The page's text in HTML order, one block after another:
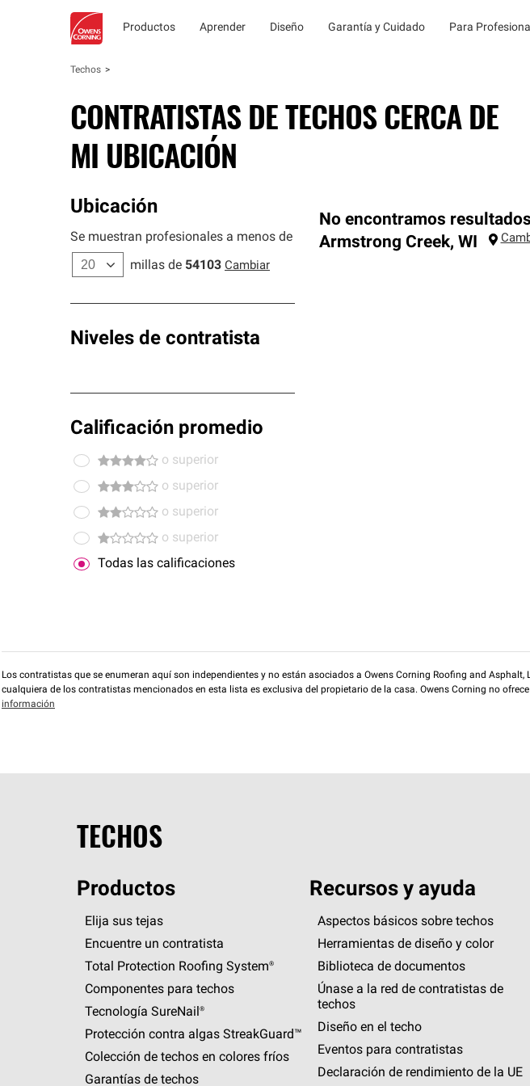
Productos Aprender Diseño Garantía y Cuidado Para
Techos
CONTRATISTAS DE TECHOS CERCA DE
MI UBICACIÓN
Ubicación
Se muestran profesionales a menos de
millas de 54103 Cambiar
Niveles de contratista
Calificación promedio
o superior
o superior
o superior
o superior
Todas las calificaciones
No encontramos
Armstrong Creek, WI
Los contratistas que se enumeran aquí son independientes y no están asociados a Owens Corning Roofing and
cualquiera de los contratistas mencionados en esta lista es exclusiva del propietario de la casa. Owens Corning no
información
TECHOS
Productos
Elija sus tejas
Encuentre un contratista
Total Protection Roofing System®
Componentes para techos
Tecnología SureNail®
Protección contra algas StreakGuard™
Colección de techos en colores fríos
Garantías de techos
Recursos y ayuda
Aspectos básicos sobre techos
Herramientas de diseño y color
Biblioteca de documentos
Únase a la red de contratistas de
techos
Diseño en el techo
Eventos para contratistas
Declaración de rendimiento de la UE